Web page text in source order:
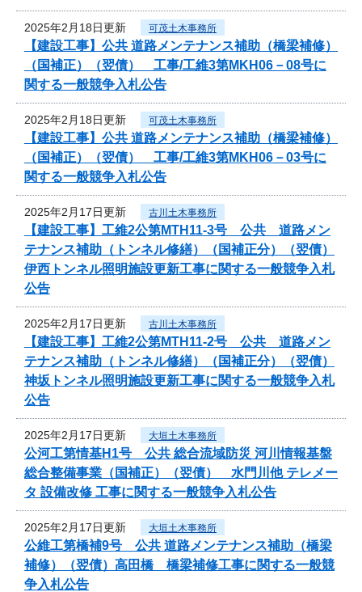
2025年2月18日更新 可茂土木事務所
【建設工事】公共 道路メンテナンス補助（橋梁補修）
（国補正）（翌債） 工事/工維3第MKH06－08号に
関する一般競争入札公告
2025年2月18日更新 可茂土木事務所
【建設工事】公共 道路メンテナンス補助（橋梁補修）
（国補正）（翌債） 工事/工維3第MKH06－03号に
関する一般競争入札公告
2025年2月17日更新 古川土木事務所
【建設工事】工維2公第MTH11-3号 公共 道路メン
テナンス補助（トンネル修繕）（国補正分）（翌債）
伊西トンネル照明施設更新工事に関する一般競争入札
公告
2025年2月17日更新 古川土木事務所
【建設工事】工維2公第MTH11-2号 公共 道路メン
テナンス補助（トンネル修繕）（国補正分）（翌債）
神坂トンネル照明施設更新工事に関する一般競争入札
公告
2025年2月17日更新 大垣土木事務所
公河工第情基H1号 公共 総合流域防災 河川情報基盤
総合整備事業（国補正）（翌債） 水門川他 テレメー
タ 設備改修 工事に関する一般競争入札公告
2025年2月17日更新 大垣土木事務所
公維工第橋補9号 公共 道路メンテナンス補助（橋梁
補修）（翌債）高田橋 橋梁補修工事に関する一般競
争入札公告